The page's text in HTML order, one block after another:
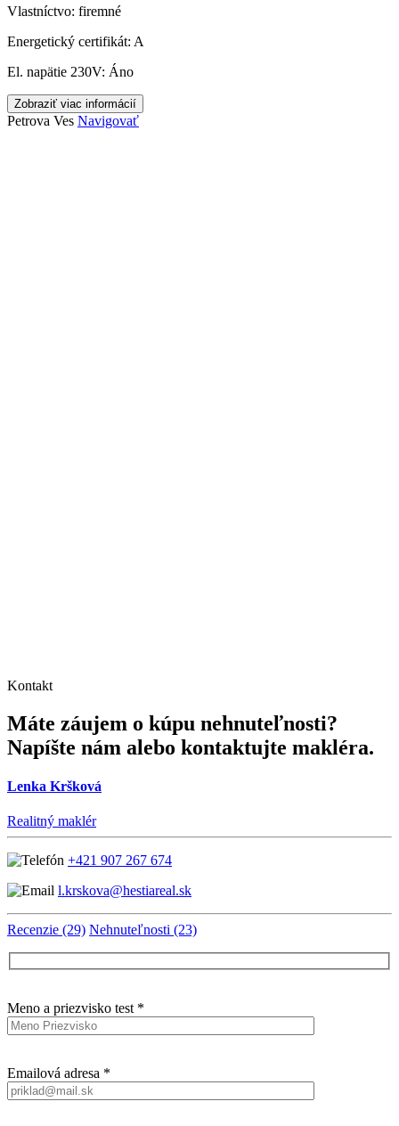
Vlastníctvo: firemné
Energetický certifikát: A
El. napätie 230V: Áno
Zobraziť viac informácií
Petrova Ves Navigovať
Kontakt
Máte záujem o kúpu nehnuteľnosti?
Napíšte nám alebo kontaktujte makléra.
Lenka Kršková
Realitný maklér
+421 907 267 674
l.krskova@hestiareal.sk
Recenzie (29) Nehnuteľnosti (23)
Meno a priezvisko test *
Emailová adresa *